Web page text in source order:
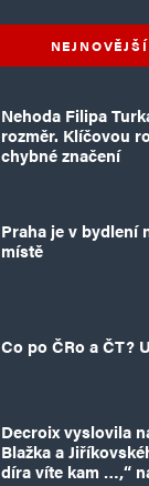
NEJNOVĚJŠÍ
Nehoda Filipa
rozměr. Klíčovou
chybné značení
Praha je v bydlení
místě
Co po ČRo a ČT?
Decroix vyslovila
Blažka a
díra víte kam …,“